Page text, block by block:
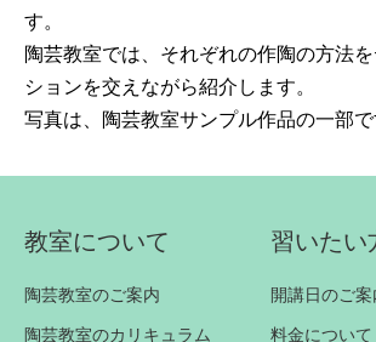
す。
陶芸教室では、それぞれの作陶の方法
ションを交えながら紹介します。
写真は、陶芸教室サンプル作品の一部で
教室について
陶芸教室のご案内
陶芸教室のカリキュラム
習いたい
開講日のご案
料金について